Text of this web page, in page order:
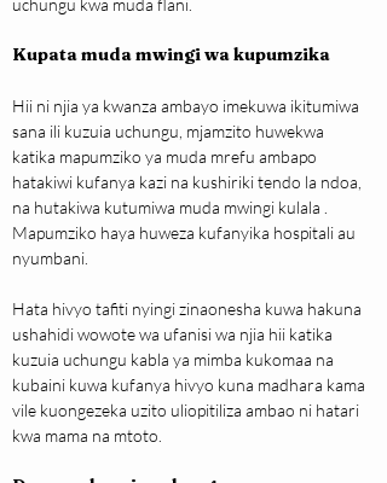
uchungu kwa muda flani.
Kupata muda mwingi wa kupumzika
Hii ni njia ya kwanza ambayo imekuwa ikitumiwa
sana ili kuzuia uchungu, mjamzito huwekwa
katika mapumziko ya muda mrefu ambapo
hatakiwi kufanya kazi na kushiriki tendo la ndoa,
na hutakiwa kutumiwa muda mwingi kulala .
Mapumziko haya huweza kufanyika hospitali au
nyumbani.
Hata hivyo tafiti nyingi zinaonesha kuwa hakuna
ushahidi wowote wa ufanisi wa njia hii katika
kuzuia uchungu kabla ya mimba kukomaa na
kubaini kuwa kufanya hivyo kuna madhara kama
vile kuongezeka uzito uliopitiliza ambao ni hatari
kwa mama na mtoto.